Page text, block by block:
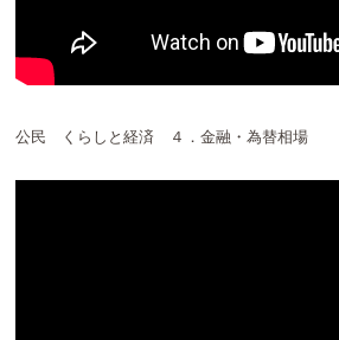
公民 くらしと経済 ４．金融・為替相場